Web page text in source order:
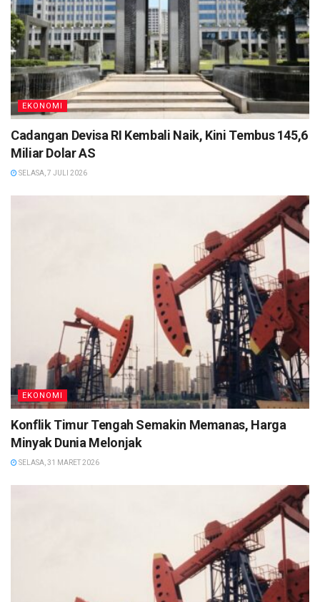
EKONOMI
Cadangan Devisa RI Kembali Naik, Kini Tembus 145,6
Miliar Dolar AS
SELASA, 7 JULI 2026
EKONOMI
Konflik Timur Tengah Semakin Memanas, Harga
Minyak Dunia Melonjak
SELASA, 31 MARET 2026